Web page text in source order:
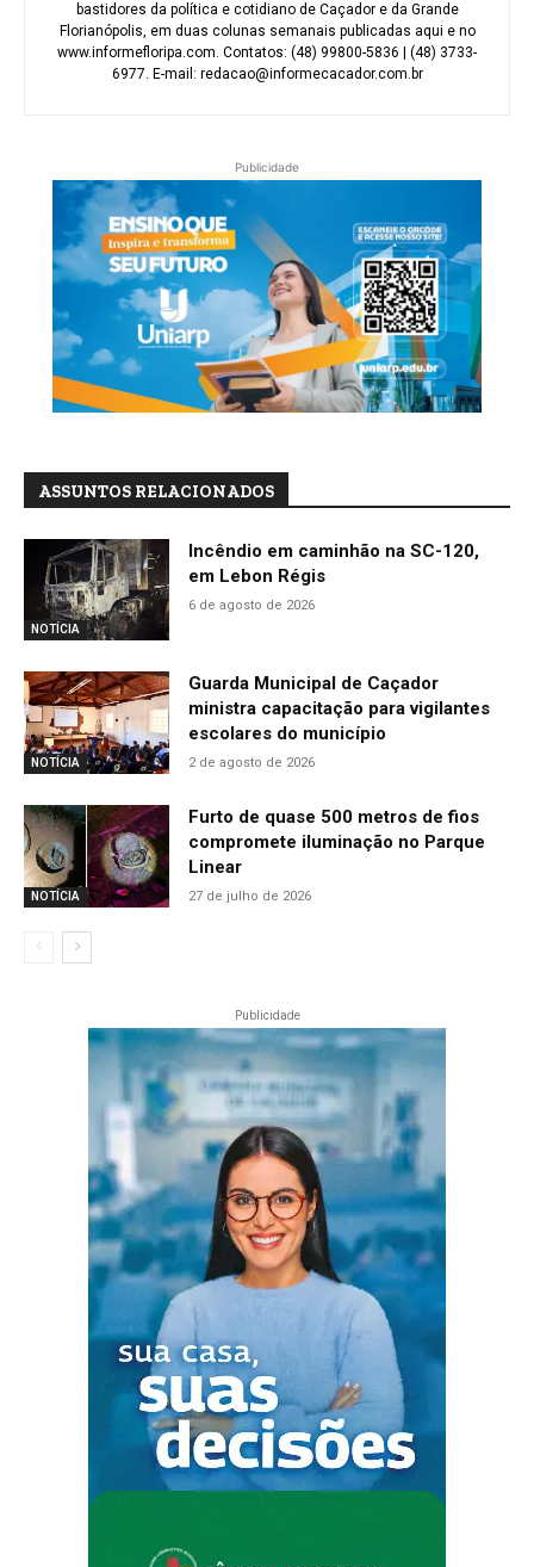
bastidores da política e cotidiano de Caçador e da Grande
Florianópolis, em duas colunas semanais publicadas aqui e no
www.informefloripa.com. Contatos: (48) 99800-5836 | (48) 3733-
6977. E-mail: redacao@informecacador.com.br
Publicidade
ASSUNTOS RELACIONADOS
NOTÍCIA
Incêndio em caminhão na SC-120,
em Lebon Régis
6 de agosto de 2026
NOTÍCIA
Guarda Municipal de Caçador
ministra capacitação para vigilantes
escolares do município
2 de agosto de 2026
NOTÍCIA
Furto de quase 500 metros de fios
compromete iluminação no Parque
Linear
27 de julho de 2026
Publicidade